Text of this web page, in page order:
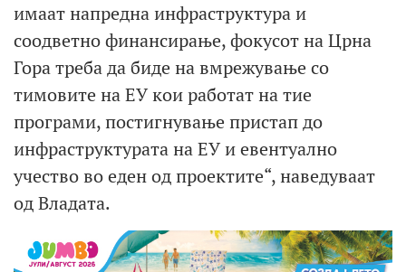
имаат напредна инфраструктура и
соодветно финансирање, фокусот на Црна
Гора треба да биде на вмрежување со
тимовите на ЕУ кои работат на тие
програми, постигнување пристап до
инфраструктурата на ЕУ и евентуално
учество во еден од проектите“, наведуваат
од Владата.